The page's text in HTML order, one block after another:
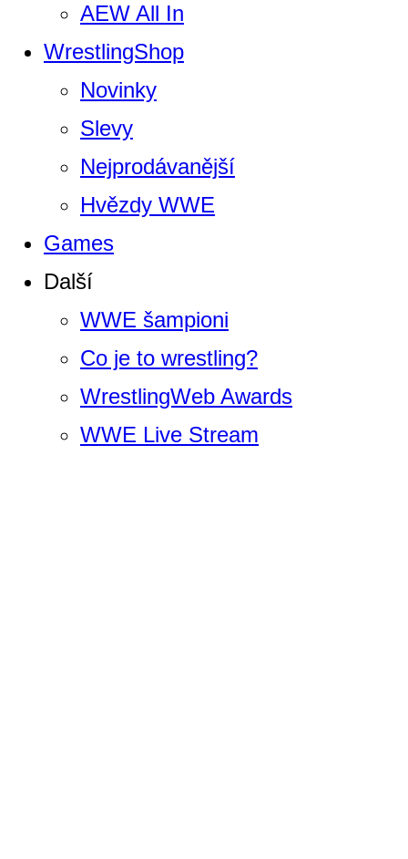
AEW All In
WrestlingShop
Novinky
Slevy
Nejprodávanější
Hvězdy WWE
Games
Další
WWE šampioni
Co je to wrestling?
WrestlingWeb Awards
WWE Live Stream